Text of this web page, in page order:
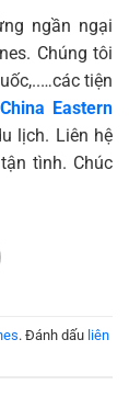
ngần ngại
Chúng tôi
các tiện
China Eastern
lịch. Liên hệ
tình. Chúc
. Đánh dấu liên